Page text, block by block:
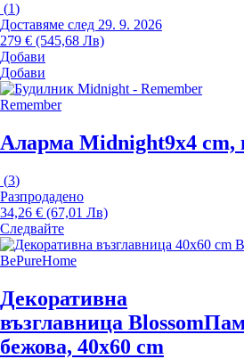
(1)
Доставяме след 29. 9. 2026
279 € (545,68 Лв)
Добави
Добави
Remember
Аларма Midnight9x4 cm,
(3)
Разпродадено
34,26 € (67,01 Лв)
Следвайте
BePureHome
Декоративна
възглавница Blossom
бежова, 40x60 cm